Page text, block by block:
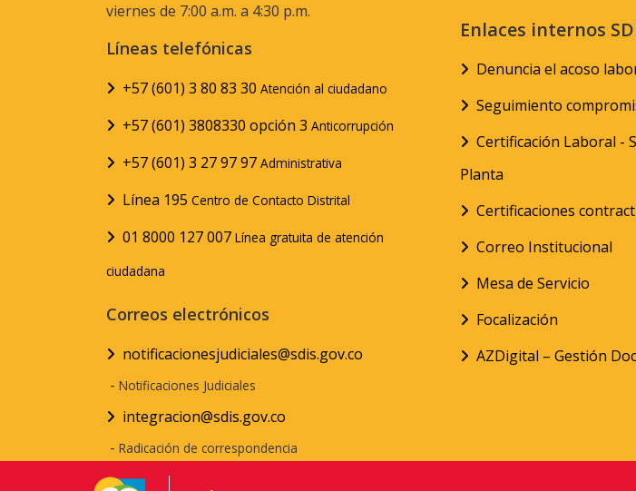
viernes de 7:00 a.m. a 4:30 p.m.
Líneas telefónicas
+57 (601) 3 80 83 30 Atención al ciudadano
+57 (601) 3808330 opción 3 Anticorrupción
+57 (601) 3 27 97 97 Administrativa
Línea 195 Centro de Contacto Distrital
01 8000 127 007 Línea gratuita de atención
ciudadana
Correos electrónicos
notificacionesjudiciales@sdis.gov.co
- Notificaciones Judiciales
integracion@sdis.gov.co
- Radicación de correspondencia
Enlaces internos
Denuncia el acoso
Seguimiento
Certificación Laboral -
Planta
Certificaciones
Correo Institucional
Mesa de Servicio
Focalización
AZDigital – Gestión